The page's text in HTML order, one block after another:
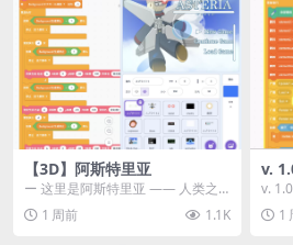
【3D】阿斯特里亚
ー 这里是阿斯特里亚 —— 人类之
罪与未来希望交汇之地 📖 游戏简
介 《阿斯特里...
1 周前 1.1K
v.
发版
v.
1